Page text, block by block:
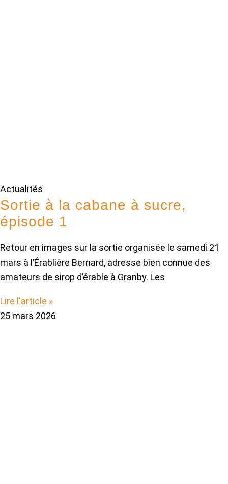
Actualités
Sortie à la cabane à sucre,
épisode 1
Retour en images sur la sortie organisée le samedi 21
mars à l’Érablière Bernard, adresse bien connue des
amateurs de sirop d’érable à Granby. Les
Lire l'article »
25 mars 2026